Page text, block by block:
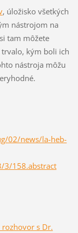
, úložisko všetkých
nástrojom na
tam môžete
kým boli ich
nástroja môžu
02/news/la-heb-
3/158.abstract
s Dr.